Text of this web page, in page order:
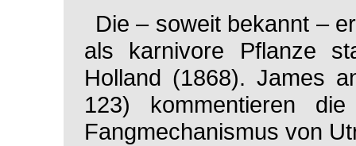
Die – soweit bekannt –
als karnivore Pflanze
Holland (1868). James
123) kommentieren
Fangmechanismus von